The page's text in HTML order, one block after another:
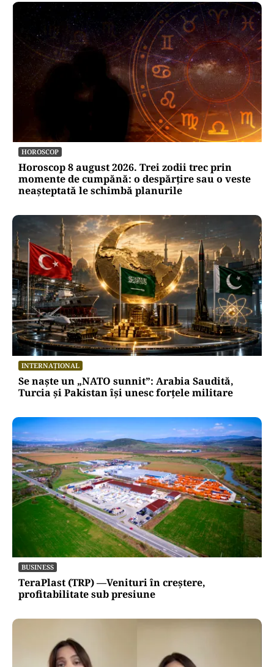
HOROSCOP
Horoscop 8 august 2026. Trei zodii trec prin
momente de cumpănă: o despărțire sau o veste
neașteptată le schimbă planurile
INTERNAȚIONAL
Se naște un „NATO sunnit”: Arabia Saudită,
Turcia și Pakistan își unesc forțele militare
BUSINESS
TeraPlast (TRP) —Venituri în creștere,
profitabilitate sub presiune